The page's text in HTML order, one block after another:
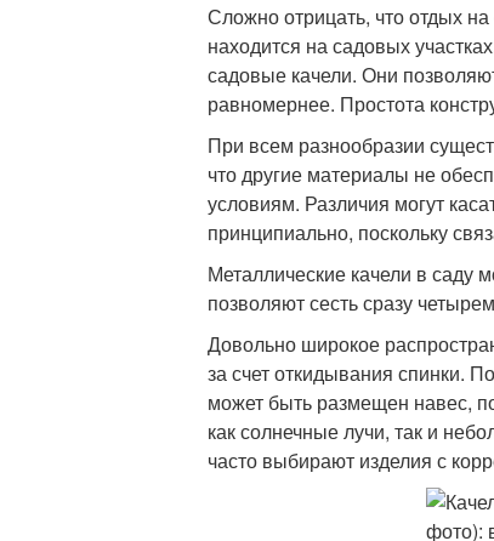
Сложно отрицать, что отдых
находится на садовых
садовые качели. Они
равномернее. Простота
При всем разнообразии
что другие материалы не
условиям. Различия могут
принципиально, поскольку
Металлические качели в саду
позволяют сесть сразу
Довольно широкое
за счет откидывания спинки.
может быть размещен навес,
как солнечные лучи, так и
часто выбирают изделия с